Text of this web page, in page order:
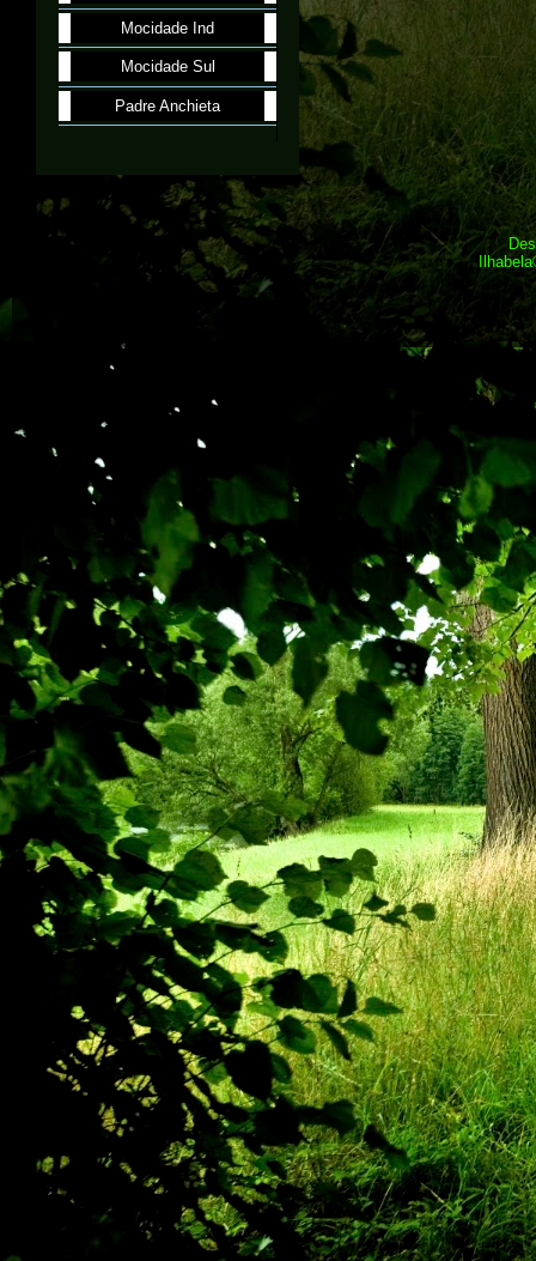
Mocidade Ind
Mocidade Sul
Padre Anchieta